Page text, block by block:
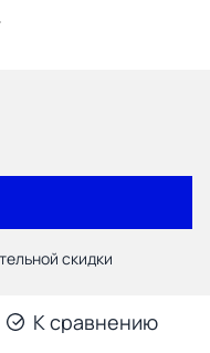
скидки
К сравнению